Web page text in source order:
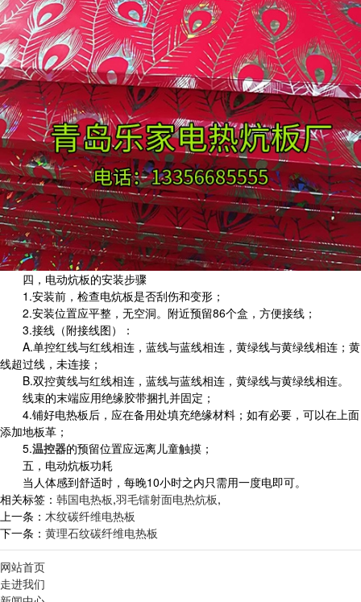
四，电动炕板的安装步骤
1.安装前，检查电炕板是否刮伤和变形；
2.安装位置应平整，无空洞。附近预留86个盒，方便接线；
3.接线（附接线图）：
A.单控红线与红线相连，蓝线与蓝线相连，黄绿线与黄绿线相连；黄
线超过线，未连接；
B.双控黄线与红线相连，蓝线与蓝线相连，黄绿线与黄绿线相连。
线束的末端应用绝缘胶带捆扎并固定；
4.铺好电热板后，应在备用处填充绝缘材料；如有必要，可以在上面
添加地板革；
5.温控器的预留位置应远离儿童触摸；
五，电动炕板功耗
当人体感到舒适时，每晚10小时之内只需用一度电即可。
相关标签： 韩国电热板,羽毛镭射面电热炕板,
上一条： 木纹碳纤维电热板
下一条： 黄理石纹碳纤维电热板
网站首页
走进我们